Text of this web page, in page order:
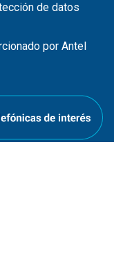
de datos
por Antel